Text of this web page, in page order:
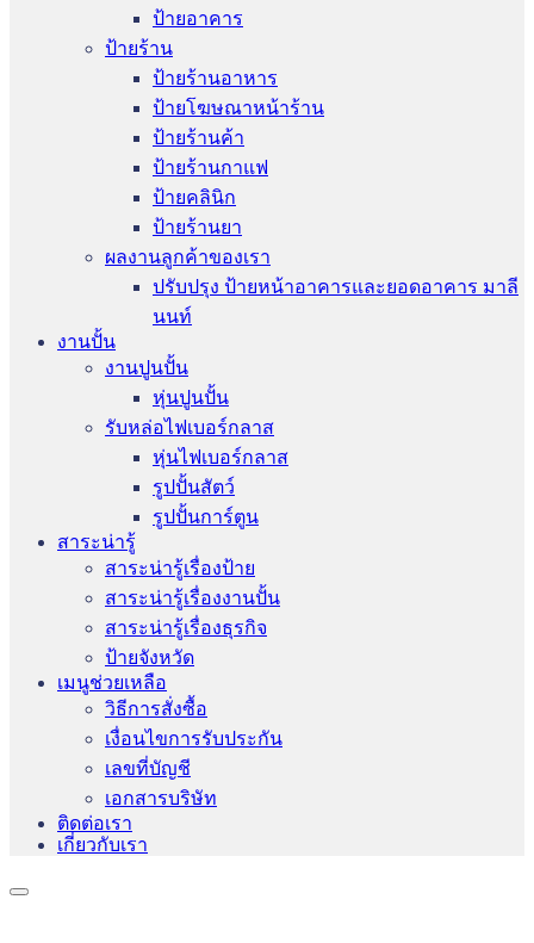
ป้ายอาคาร
ป้ายร้าน
ป้ายร้านอาหาร
ป้ายโฆษณาหน้าร้าน
ป้ายร้านค้า
ป้ายร้านกาแฟ
ป้ายคลินิก
ป้ายร้านยา
ผลงานลูกค้าของเรา
ปรับปรุง ป้ายหน้าอาคารและยอดอาคาร มาลี
นนท์
งานปั้น
งานปูนปั้น
หุ่นปูนปั้น
รับหล่อไฟเบอร์กลาส
หุ่นไฟเบอร์กลาส
รูปปั้นสัตว์
รูปปั้นการ์ตูน
สาระน่ารู้
สาระน่ารู้เรื่องป้าย
สาระน่ารู้เรื่องงานปั้น
สาระน่ารู้เรื่องธุรกิจ
ป้ายจังหวัด
เมนูช่วยเหลือ
วิธีการสั่งซื้อ
เงื่อนไขการรับประกัน
เลขที่บัญชี
เอกสารบริษัท
ติดต่อเรา
เกี่ยวกับเรา